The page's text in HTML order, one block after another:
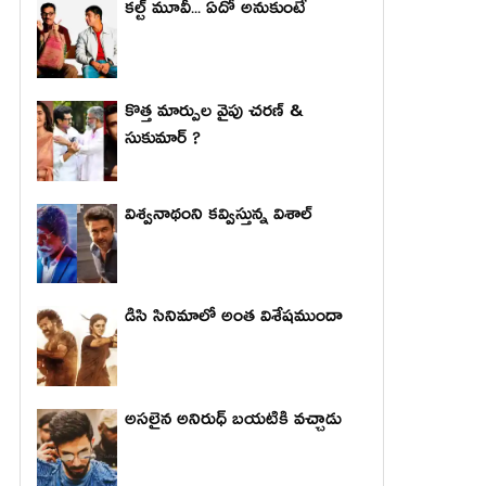
కల్ట్ మూవీ... ఏదో అనుకుంటే
కొత్త మార్పుల వైపు చరణ్ &
సుకుమార్ ?
విశ్వనాథంని కవ్విస్తున్న విశాల్
డిసి సినిమాలో అంత విశేషముందా
అసలైన అనిరుధ్ బయటికి వచ్చాడు